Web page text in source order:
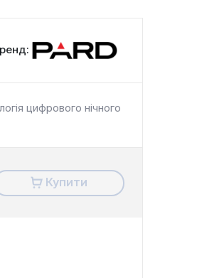
цифрового нічного
Купити